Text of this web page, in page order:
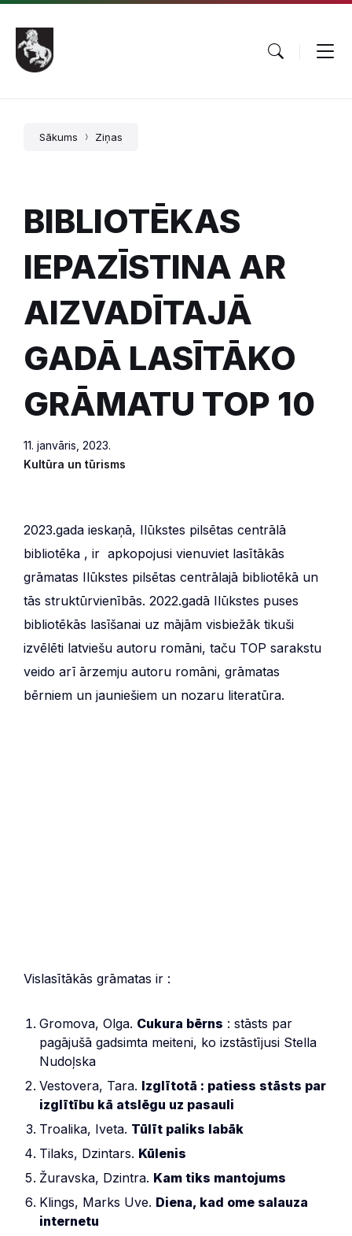
Pāriet
saturu
Skip
main
navigation
Skip
footer
Sākums Ziņas
BIBLIOTĒKAS
IEPAZĪSTINA AR
AIZVADĪTAJĀ
GADĀ LASĪTĀKO
GRĀMATU TOP 10
11. janvāris, 2023.
Kultūra un tūrisms
2023.gada ieskaņā, Ilūkstes pilsētas centrālā
bibliotēka , ir apkopojusi vienuviet lasītākās
grāmatas Ilūkstes pilsētas centrālajā bibliotēkā un
tās struktūrvienībās. 2022.gadā Ilūkstes puses
bibliotēkās lasīšanai uz mājām visbiežāk tikuši
izvēlēti latviešu autoru romāni, taču TOP sarakstu
veido arī ārzemju autoru romāni, grāmatas
bērniem un jauniešiem un nozaru literatūra.
Vislasītākās grāmatas ir :
Gromova, Olga. Cukura bērns : stāsts par
pagājušā gadsimta meiteni, ko izstāstījusi Stella
Nudoļska
Vestovera, Tara. Izglītotā : patiess stāsts par
izglītību kā atslēgu uz pasauli
Troalika, Iveta. Tūlīt paliks labāk
Tilaks, Dzintars. Kūlenis
Žuravska, Dzintra. Kam tiks mantojums
Klings, Marks Uve. Diena, kad ome salauza
internetu